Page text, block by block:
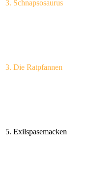
3. Schnapsosaurus
3. Die Ratpfannen
5. Exilspasemacken